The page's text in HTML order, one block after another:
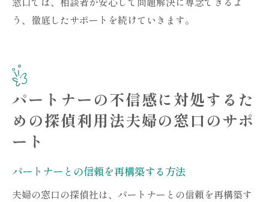
う、徹底したサポートを続けていきます。
パートナーの不信感に対処するた
めの探偵利用法夫婦の窓口のサポ
ート
パートナーとの信頼を再構築する方法
夫婦の窓口の探偵社は、パートナーとの信頼を再構築す